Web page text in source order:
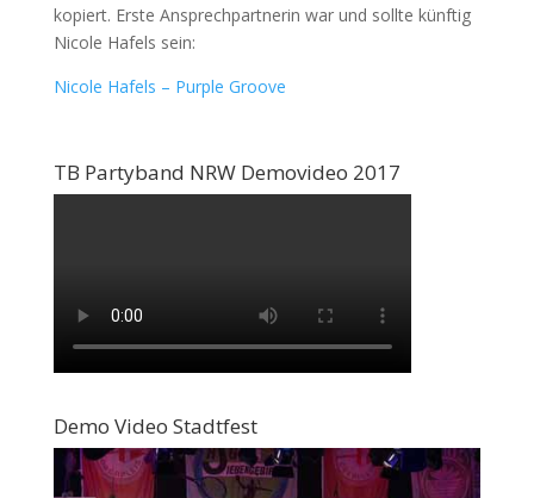
kopiert. Erste Ansprechpartnerin war und sollte künftig
Nicole Hafels sein:
Nicole Hafels – Purple Groove
TB Partyband NRW Demovideo 2017
Demo Video Stadtfest